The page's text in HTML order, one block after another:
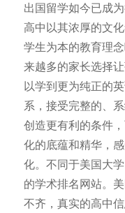
出国留学如今已成
高中以其浓厚的文
学生为本的教育理
来越多的家长选择
以学到更为纯正的
系，接受完整的、
创造更有利的条件
化的底蕴和精华，
化。不同于美国大
的学术排名网站。
不齐，真实的高中